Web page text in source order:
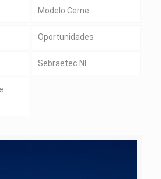
Modelo Cerne
Oportunidades
Sebraetec NI